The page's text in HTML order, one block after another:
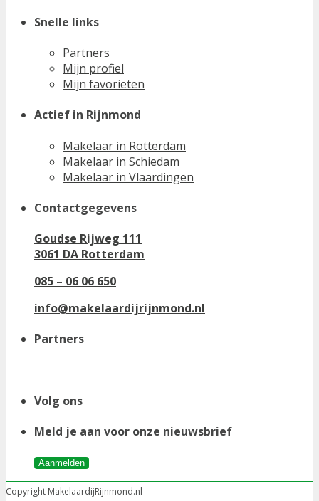
Snelle links
Partners
Mijn profiel
Mijn favorieten
Actief in Rijnmond
Makelaar in Rotterdam
Makelaar in Schiedam
Makelaar in Vlaardingen
Contactgegevens
Goudse Rijweg 111
3061 DA Rotterdam
085 – 06 06 650
info@makelaardijrijnmond.nl
Partners
Volg ons
Meld je aan voor onze nieuwsbrief
Aanmelden
Copyright MakelaardijRijnmond.nl